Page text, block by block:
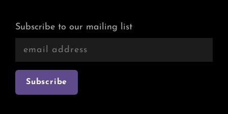
Subscribe to our mailing list